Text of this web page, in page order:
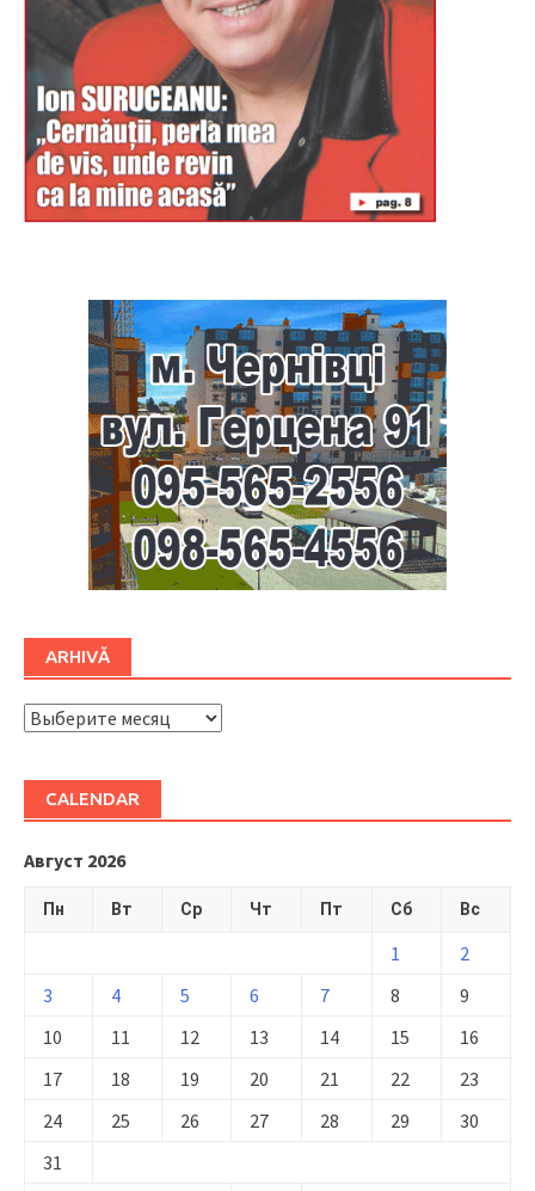
ARHIVĂ
ARHIVĂ
CALENDAR
Август 2026
Пн Вт Ср Чт Пт Сб Вс
1
2
3
4 5 6 7 8
9
10
11 12 13 14 15
16
17
18 19 20 21 22
23
24
25 26 27 28 29
30
31